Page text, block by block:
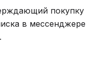
покупку
в мессенджере